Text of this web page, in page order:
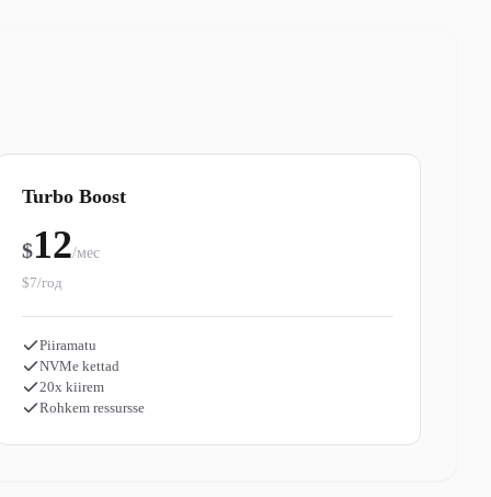
Turbo Boost
$12/мес
$7/год
Piiramatu
NVMe kettad
20x kiirem
Rohkem ressursse